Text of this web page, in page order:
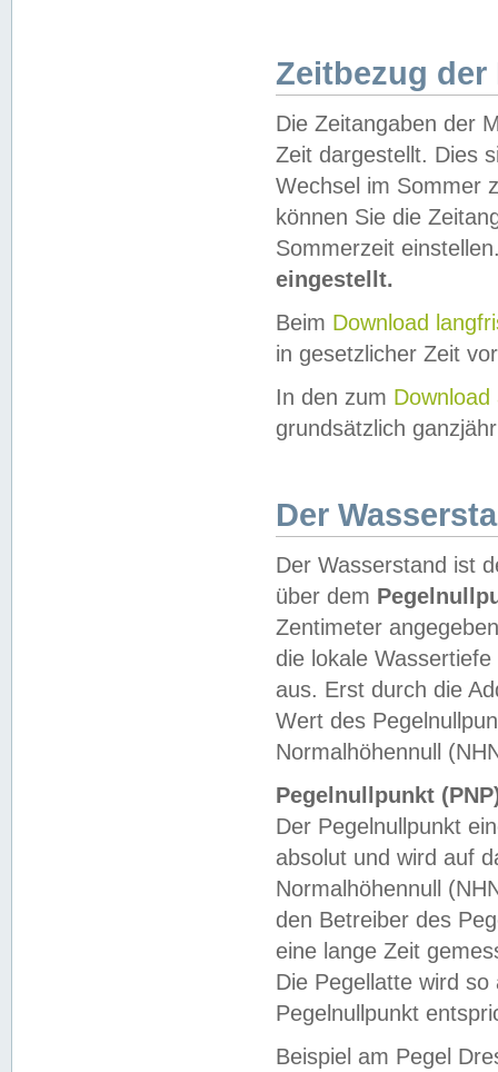
Zeitbezug der
Die Zeitangaben der
Zeit dargestellt. Dies
Wechsel im Sommer
können Sie die
Sommerzeit
eingestellt.
Beim Download
in gesetzlicher Zeit
In den zum Download
grundsätzlich
Der
Der Wasserstand ist
über dem
Zentimeter
die lokale
aus. Erst durch die
Wert des
Normalhöhennull
Pegelnullpunkt
Der Pegelnullpunkt
absolut und wird auf
Normalhöhennull
den Betreiber des
eine lange Zeit
Die Pegellatte wird
Pegelnullpunkt
Beispiel am Pegel